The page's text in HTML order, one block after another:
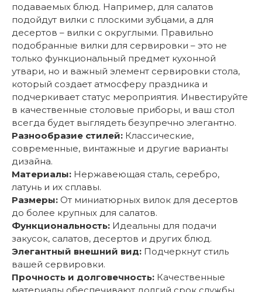
подаваемых блюд. Например, для салатов
подойдут вилки с плоскими зубцами, а для
десертов – вилки с округлыми. Правильно
подобранные вилки для сервировки – это не
только функциональный предмет кухонной
утвари, но и важный элемент сервировки стола,
который создает атмосферу праздника и
подчеркивает статус мероприятия. Инвестируйте
в качественные столовые приборы, и ваш стол
всегда будет выглядеть безупречно элегантно.
Разнообразие стилей: Классические,
современные, винтажные и другие варианты
дизайна.
Материалы: Нержавеющая сталь, серебро,
латунь и их сплавы.
Размеры: От миниатюрных вилок для десертов
до более крупных для салатов.
Функциональность: Идеальны для подачи
закусок, салатов, десертов и других блюд.
Элегантный внешний вид: Подчеркнут стиль
вашей сервировки.
Прочность и долговечность: Качественные
материалы обеспечивают долгий срок службы.